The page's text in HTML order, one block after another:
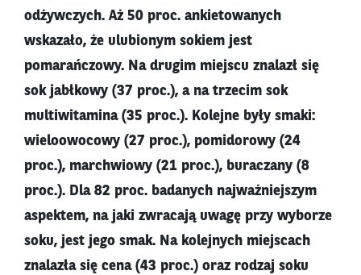
odżywczych. Aż 50 proc. ankietowanych
wskazało, że ulubionym sokiem jest
pomarańczowy. Na drugim miejscu znalazł się
sok jabłkowy (37 proc.), a na trzecim sok
multiwitamina (35 proc.). Kolejne były smaki:
wieloowocowy (27 proc.), pomidorowy (24
proc.), marchwiowy (21 proc.), buraczany (8
proc.). Dla 82 proc. badanych najważniejszym
aspektem, na jaki zwracają uwagę przy wyborze
soku, jest jego smak. Na kolejnych miejscach
znalazła się cena (43 proc.) oraz rodzaj soku